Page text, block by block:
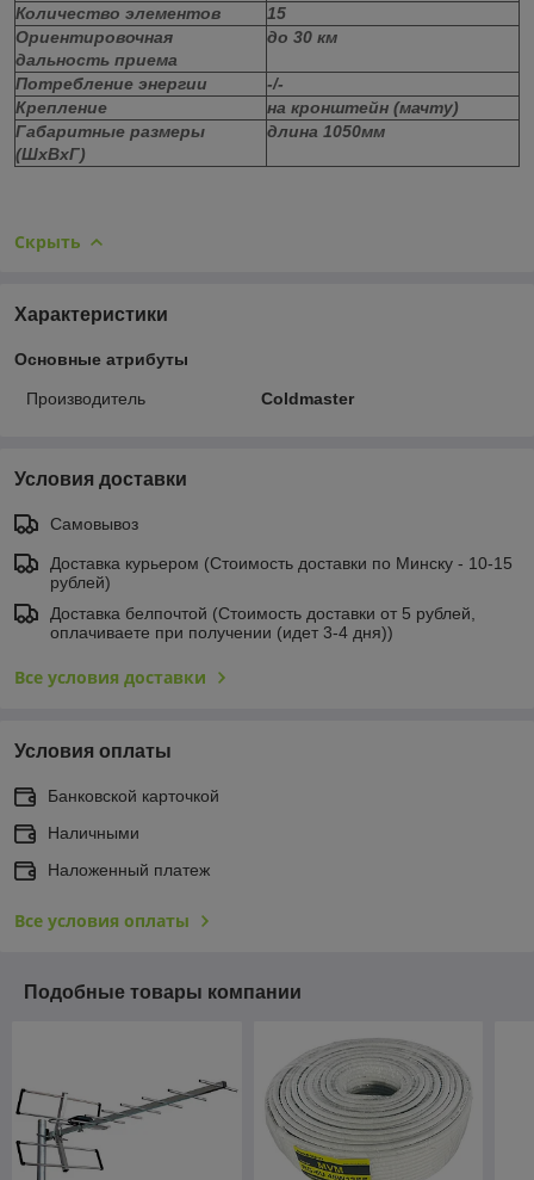
Количество элементов
15
Ориентировочная
дальность приема
до 30 км
Потребление энергии
-/-
Крепление
на кронштейн (мачту)
Габаритные размеры
(ШxВxГ)
длина 1050мм
Скрыть
Характеристики
Основные атрибуты
Производитель Coldmaster
Условия доставки
Самовывоз
Доставка курьером (Стоимость доставки по Минску - 10-15
рублей)
Доставка белпочтой (Стоимость доставки от 5 рублей,
оплачиваете при получении (идет 3-4 дня))
Все условия доставки
Условия оплаты
Банковской карточкой
Наличными
Наложенный платеж
Все условия оплаты
Подобные товары компании